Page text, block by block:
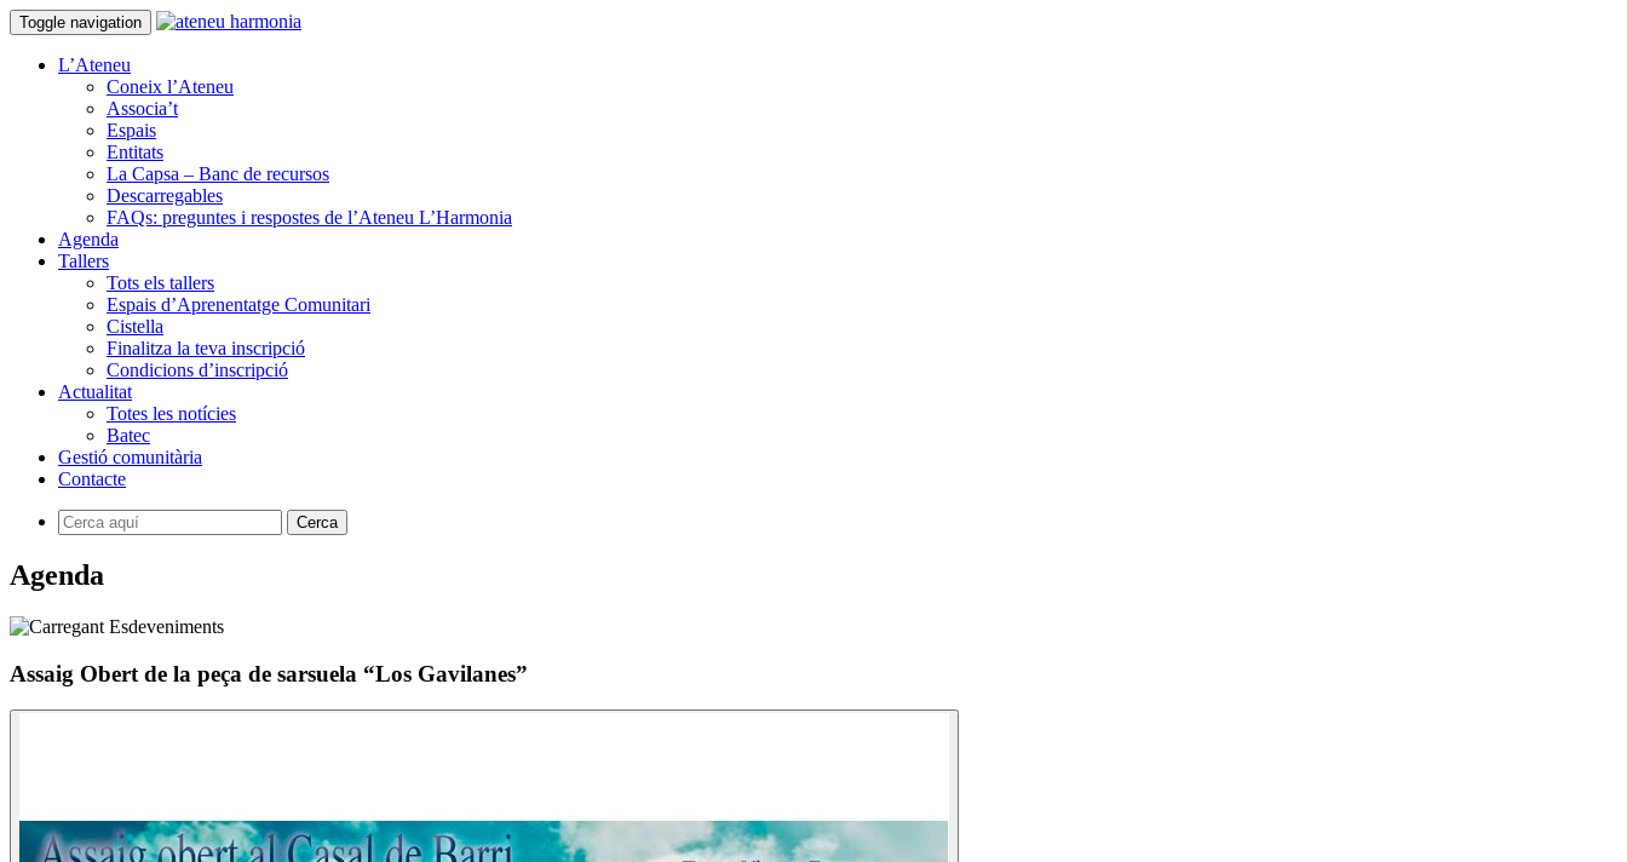
Toggle navigation
L’Ateneu
Coneix l’Ateneu
Associa’t
Espais
Entitats
La Capsa – Banc de recursos
Descarregables
FAQs: preguntes i respostes de l’Ateneu L’Harmonia
Agenda
Tallers
Tots els tallers
Espais d’Aprenentatge Comunitari
Cistella
Finalitza la teva inscripció
Condicions d’inscripció
Actualitat
Totes les notícies
Batec
Gestió comunitària
Contacte
Agenda
Assaig Obert de la peça de sarsuela “Los Gavilanes”